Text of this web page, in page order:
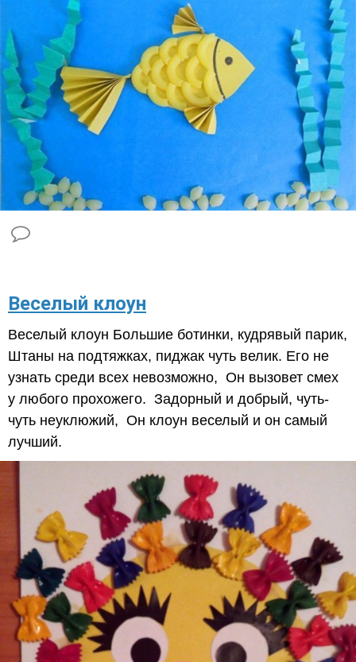
​Веселый клоун
Веселый клоун Большие ботинки, кудрявый парик,
Штаны на подтяжках, пиджак чуть велик. Его не
узнать среди всех невозможно, Он вызовет смех
у любого прохожего. Задорный и добрый, чуть-
чуть неуклюжий, Он клоун веселый и он самый
лучший.